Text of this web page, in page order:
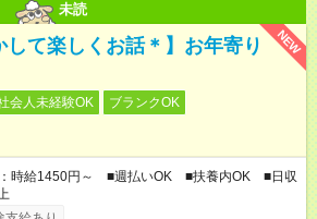
未読
NEW
して楽しくお話＊】お年寄り
会人未経験OK
ブランクOK
：時給1450円～ ■週払いOK ■扶養内OK ■日収